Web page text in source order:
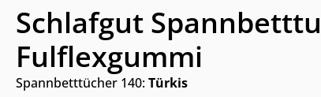
Schlafgut
Fulflexgummi
Spannbetttücher 140:Türkis